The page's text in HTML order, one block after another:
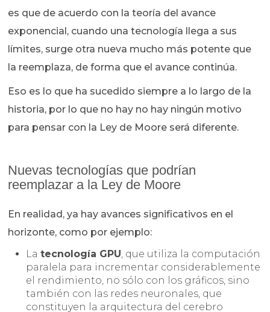
es que de acuerdo con la teoría del avance
exponencial, cuando una tecnología llega a sus
límites, surge otra nueva mucho más potente que
la reemplaza, de forma que el avance continúa.
Eso es lo que ha sucedido siempre a lo largo de la
historia, por lo que no hay no hay ningún motivo
para pensar con la Ley de Moore será diferente.
Nuevas tecnologías que podrían
reemplazar a la Ley de Moore
En realidad, ya hay avances significativos en el
horizonte, como por ejemplo:
Latecnología GPU, que utiliza la computación
paralela para incrementar considerablemente
el rendimiento, no sólo con los gráficos, sino
también con las redes neuronales, que
constituyen la arquitectura del cerebro